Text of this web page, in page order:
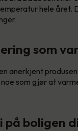
hele året.
som
anerkjent
som gjør at
boligen